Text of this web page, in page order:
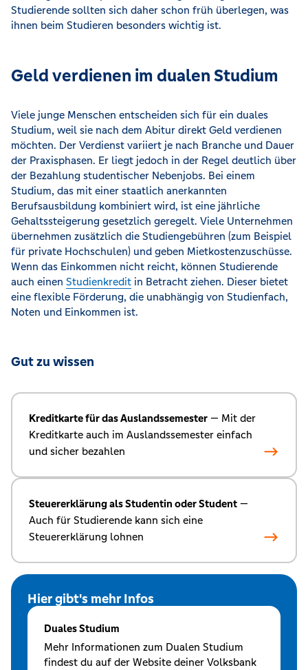
Studierende sollten sich daher schon früh überlegen, was
ihnen beim Studieren besonders wichtig ist.
Geld verdienen im dualen Studium
Viele junge Menschen entscheiden sich für ein duales
Studium, weil sie nach dem Abitur direkt Geld verdienen
möchten. Der Verdienst variiert je nach Branche und Dauer
der Praxisphasen. Er liegt jedoch in der Regel deutlich über
der Bezahlung studentischer Nebenjobs. Bei einem
Studium, das mit einer staatlich anerkannten
Berufsausbildung kombiniert wird, ist eine jährliche
Gehaltssteigerung gesetzlich geregelt. Viele Unternehmen
übernehmen zusätzlich die Studiengebühren (zum Beispiel
für private Hochschulen) und geben Mietkostenzuschüsse.
Wenn das Einkommen nicht reicht, können Studierende
auch einen Studienkredit in Betracht ziehen. Dieser bietet
eine flexible Förderung, die unabhängig von Studienfach,
Noten und Einkommen ist.
Gut zu wissen
Kreditkarte für das Auslandssemester — Mit der
Kreditkarte auch im Auslandssemester einfach
und sicher bezahlen
Steuererklärung als Studentin oder Student —
Auch für Studierende kann sich eine
Steuererklärung lohnen
Hier gibt's mehr Infos
Duales Studium
Mehr Informationen zum Dualen Studium
findest du auf der Website deiner Volksbank